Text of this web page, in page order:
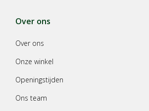
Over ons
Over ons
Onze winkel
Openingstijden
Ons team